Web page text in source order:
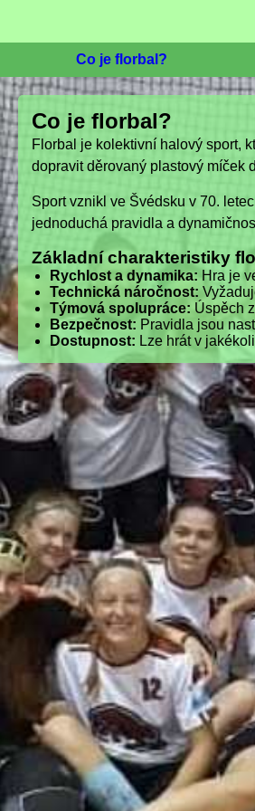
Co je florbal?
Co je florbal?
Florbal je kolektivní halový sport,
dopravit děrovaný plastový míček
Sport vznikl ve Švédsku v 70.
jednoduchá pravidla a
Základní charakteristiky
Rychlost a dynamika: Hra je
Technická náročnost:
Týmová spolupráce: Úspěch
Bezpečnost: Pravidla jsou
Dostupnost: Lze hrát v